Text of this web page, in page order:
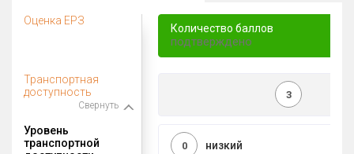
Оценка ЕРЗ
Количество баллов
подтверждено
Транспортная
доступность
Свернуть
3
Уровень
транспортной
низкий
0